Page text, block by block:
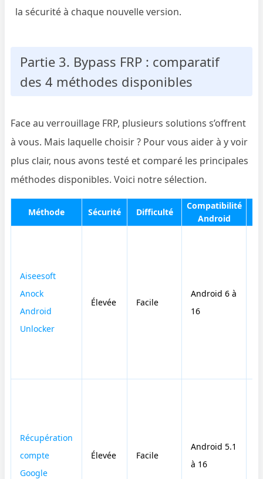
la sécurité à chaque nouvelle version.
Partie 3. Bypass FRP : comparatif
des 4 méthodes disponibles
Face au verrouillage FRP, plusieurs solutions s’offrent
à vous. Mais laquelle choisir ? Pour vous aider à y voir
plus clair, nous avons testé et comparé les principales
méthodes disponibles. Voici notre sélection.
Méthode Sécurité Difficulté
Compatibilité
Android
Aiseesoft
Anock
Android
Unlocker
Élevée Facile
Android 6 à
16
Récupération
compte
Google
Élevée Facile
Android 5.1
à 16